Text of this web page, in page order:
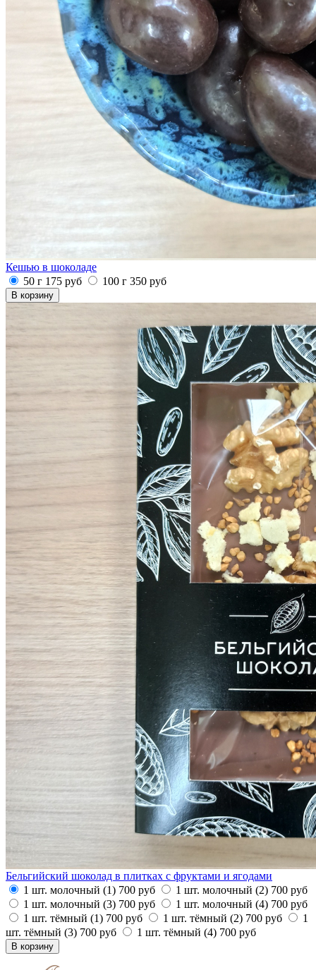
Кешью в шоколаде
50 г 175 руб 100 г 350 руб
Бельгийский шоколад в плитках с фруктами и ягодами
1 шт. молочный (1) 700 руб 1 шт. молочный (2) 700 руб
1 шт. молочный (3) 700 руб 1 шт. молочный (4) 700 руб
1 шт. тёмный (1) 700 руб 1 шт. тёмный (2) 700 руб
1
шт. тёмный (3) 700 руб 1 шт. тёмный (4) 700 руб